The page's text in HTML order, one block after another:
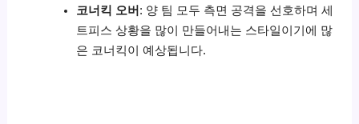
코너킥 오버 : 양 팀 모두 측면 공격을 선호하며 세
트피스 상황을 많이 만들어내는 스타일이기에 많
은 코너킥이 예상됩니다.